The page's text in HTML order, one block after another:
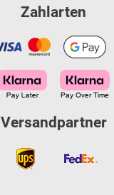
Zahlarten
Versandpartner